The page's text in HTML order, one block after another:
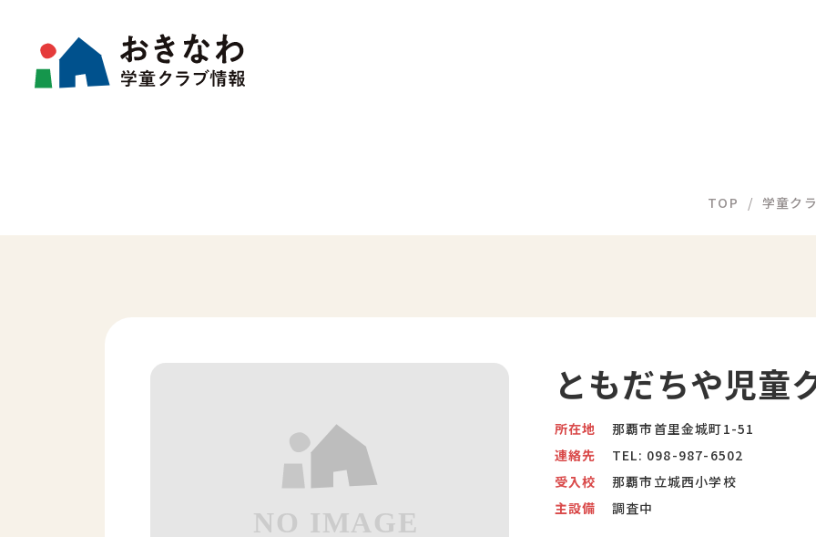
TOP 学童ク
ともだちや児童
所在地
那覇市首里金城町1-51
連絡先
TEL: 098-987-6502
受入校
那覇市立城西小学校
主設備
調査中